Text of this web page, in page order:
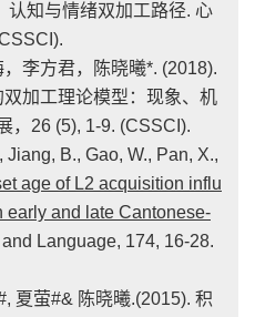
认知与情绪双加工路径. 心
李方君，陈晓曦*. (2018).
加工理论模型：现象、机
，26 (5), 1-9. (CSSCI).
Jiang, B., Gao, W., Pan, X.,
age of L2 acquisition influ
and late Cantonese-
Language, 174, 16-28.
夏萤#& 陈晓曦.(2015). 积